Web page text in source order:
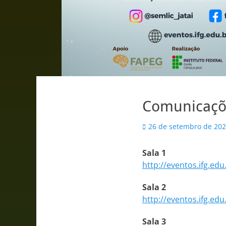
Posted
26 de setembro de
Sala 1
http://
Sala 2
http://
Sala 3